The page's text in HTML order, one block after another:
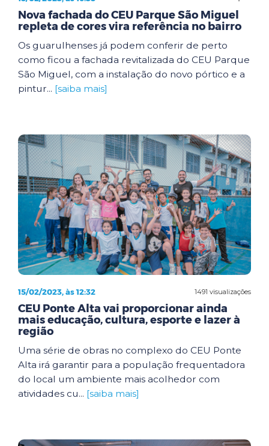
Nova fachada do CEU Parque São Miguel
repleta de cores vira referência no bairro
Os guarulhenses já podem conferir de perto
como ficou a fachada revitalizada do CEU Parque
São Miguel, com a instalação do novo pórtico e a
pintur... [saiba mais]
1491 visualizações
15/02/2023, às 12:32
CEU Ponte Alta vai proporcionar ainda
mais educação, cultura, esporte e lazer à
região
Uma série de obras no complexo do CEU Ponte
Alta irá garantir para a população frequentadora
do local um ambiente mais acolhedor com
atividades cu... [saiba mais]